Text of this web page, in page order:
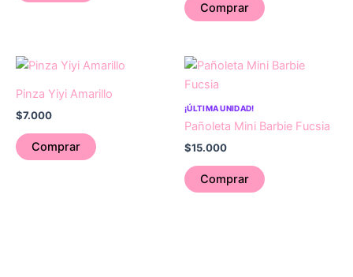
Comprar
Pinza Yiyi Amarillo
$7.000
Comprar
¡ÚLTIMA UNIDAD!
Pañoleta Mini Barbie Fucsia
$15.000
Comprar